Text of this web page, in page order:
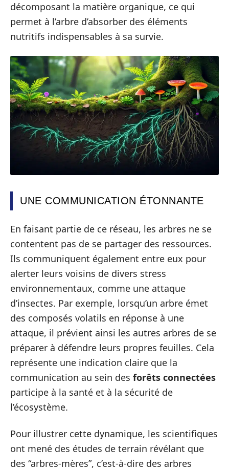
décomposant la matière organique, ce qui
permet à l’arbre d’absorber des éléments
nutritifs indispensables à sa survie.
UNE COMMUNICATION ÉTONNANTE
En faisant partie de ce réseau, les arbres ne se
contentent pas de se partager des ressources.
Ils communiquent également entre eux pour
alerter leurs voisins de divers stress
environnementaux, comme une attaque
d’insectes. Par exemple, lorsqu’un arbre émet
des composés volatils en réponse à une
attaque, il prévient ainsi les autres arbres de se
préparer à défendre leurs propres feuilles. Cela
représente une indication claire que la
communication au sein des forêts connectées
participe à la santé et à la sécurité de
l’écosystème.
Pour illustrer cette dynamique, les scientifiques
ont mené des études de terrain révélant que
des “arbres-mères”, c’est-à-dire des arbres